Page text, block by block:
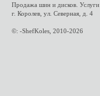
Продажа шин и дисков.
г. Королев, ул. Северная, д. 4
©: -ShefKoles, 2010-2026